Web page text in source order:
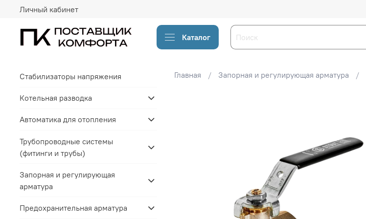
Личный кабинет
Каталог
Главная Запорная и регулирующая арматура
Стабилизаторы напряжения
Котельная разводка
Автоматика для отопления
Трубопроводные системы
(фитинги и трубы)
Запорная и регулирующая
арматура
Предохранительная арматура